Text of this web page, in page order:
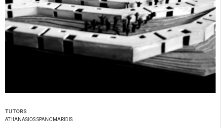
TUTORS
ATHANASIOS SPANOMARIDIS